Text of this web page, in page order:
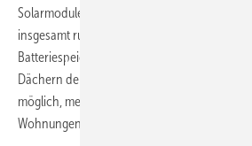
Solarmodulen. Am Ende entsteht eine
insgesamt rund 750 Kilowatt. Ergänzt wird die
Batteriespeicher, die insgesamt 670
Dächern der Gebäude zwischenlagern
möglich, mehr preiswerten Sonnenstrom
Wohnungen im Quartier zur Verfügung zu